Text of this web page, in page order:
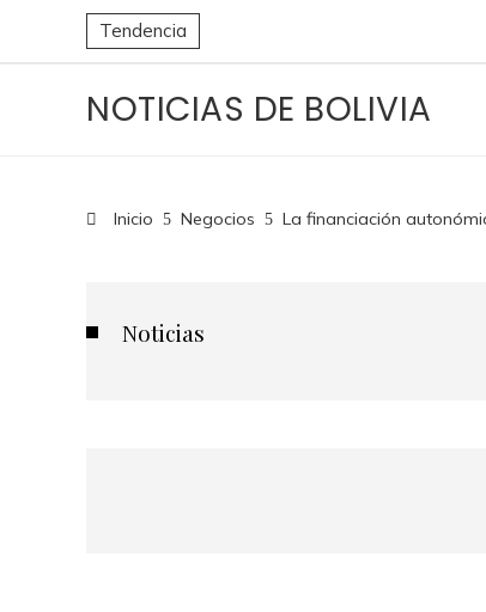
Tendencia
NOTICIAS DE BOLIVIA
Inicio Negocios La financiación
Noticias